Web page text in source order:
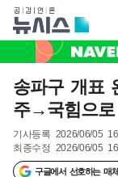
송파구 개표
주→국힘으로
기사등록 2026/06/05
최종수정 2026/06/05
구글에서 선호하는 매